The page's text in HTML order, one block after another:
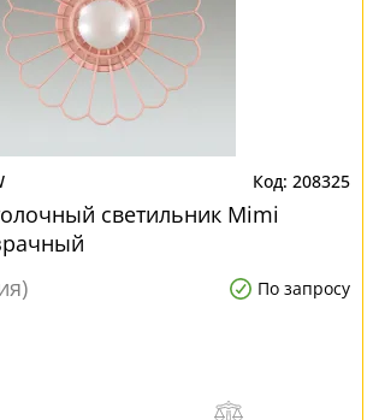
208325
светильник Mimi
По запросу